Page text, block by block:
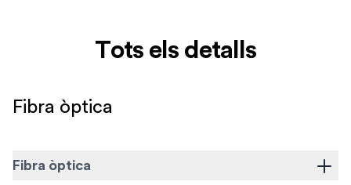
Tots els detalls
Fibra òptica
Fibra òptica